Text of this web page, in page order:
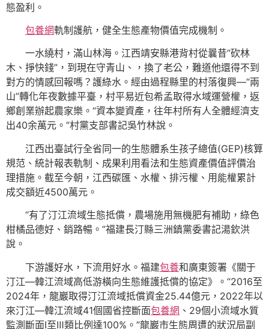
態盈利。
包養網軌制護航，健全生態產物價值完成機制。
一水繞村，滿山林海。江西靖安縣港背村從曩昔“砍林
木、掙快錢”，到現在守青山、，換了老公，難道他還得不到
對方的情感回報嗎？護綠水。經由過程縣里的村落復興—“兩
山”轉化年夜數據平臺，村平易近包希孟取得水域運營權，返
鄉創業辦起農家樂。“資本變資產，往年村所有人全體經濟支
出40余萬元。”村黨支部書記吳竹林說。
江西出臺試行全省同一的生態體系生孩子總值(GEP)核算
規范、統計報表軌制、成果利用看法和生態資產價值評價治
理措施。截至今朝，江西碳匯、水權、排污權、用能權累計
成交額近4500萬元。
“有了汀江流域生態抵償，農場施用無機肥有補助，綠色
柑橘品德好、銷路暢。”福建長汀縣三洲鎮黨委書記湯欽洪
說。
下游護好水，下流用好水。福建包養和廣東簽署《關于
汀江—韓江流域高低游橫向生態維護抵償的協定》。“2016至
2024年，龍巖取得汀江流域抵償資金25.44億元，2022年以
來汀江—韓江流域41個國省控斷面包養網 、29個小流域水質
監測斷面Ⅰ至Ⅲ類比例達100%。”龍巖市生態周遭的狀況局副